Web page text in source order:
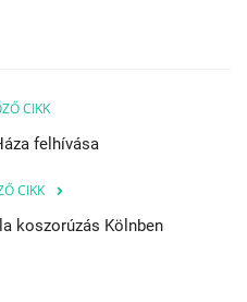
CIKK
felhívása
CIKK
koszorúzás Kölnben